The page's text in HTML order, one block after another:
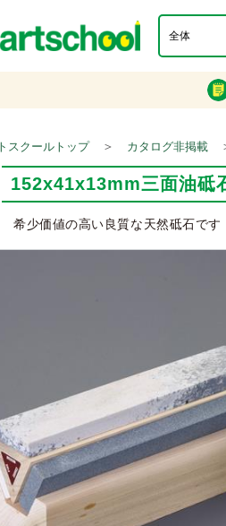
スクールトップ ＞ カタログ非掲載
152x41x13mm三面油砥
希少価値の高い良質な天然砥石です